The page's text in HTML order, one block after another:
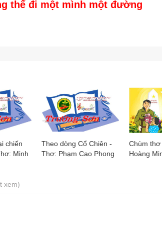
đi một mình một đường
chiến
Minh
Theo dòng Cổ Chiên -
Thơ: Phạm Cao Phong
Chùm thơ
Hoàng
xem)